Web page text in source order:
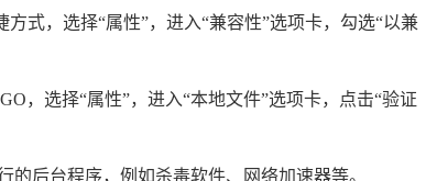
式，选择“属性”，进入“兼容性”选项卡，勾选“以兼
，选择“属性”，进入“本地文件”选项卡，点击“验证
后台程序，例如杀毒软件、网络加速器等。